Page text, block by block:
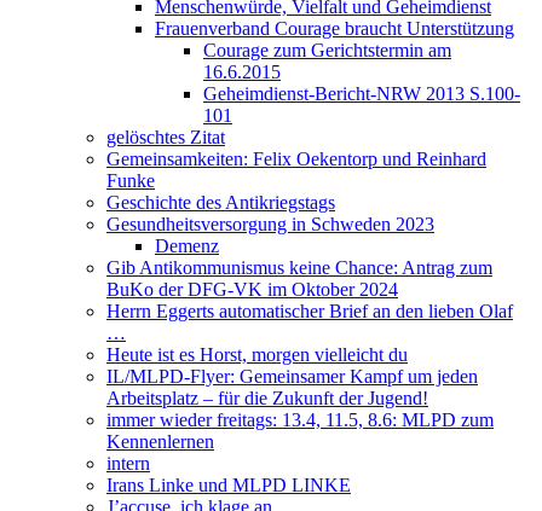
Menschenwürde, Vielfalt und Geheimdienst
Frauenverband Courage braucht Unterstützung
Courage zum Gerichtstermin am
16.6.2015
Geheimdienst-Bericht-NRW 2013 S.100-
101
gelöschtes Zitat
Gemeinsamkeiten: Felix Oekentorp und Reinhard
Funke
Geschichte des Antikriegstags
Gesundheitsversorgung in Schweden 2023
Demenz
Gib Antikommunismus keine Chance: Antrag zum
BuKo der DFG-VK im Oktober 2024
Herrn Eggerts automatischer Brief an den lieben Olaf
…
Heute ist es Horst, morgen vielleicht du
IL/MLPD-Flyer: Gemeinsamer Kampf um jeden
Arbeitsplatz – für die Zukunft der Jugend!
immer wieder freitags: 13.4, 11.5, 8.6: MLPD zum
Kennenlernen
intern
Irans Linke und MLPD LINKE
J’accuse, ich klage an